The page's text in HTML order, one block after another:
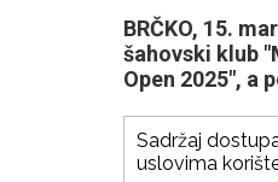
BRČKO, 15.
šahovski klub
Open 2025", a
Sadržaj
uslovima